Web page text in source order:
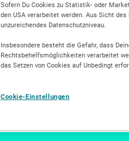
Syno
Lange
72829
Versicherungsvermittlung
Sofern Du Cookies zu Statistik- oder
den USA verarbeitet werden. Aus Sicht
unzureichendes Datenschutzniveau.
Insbesondere besteht die Gefahr, dass
Rechtsbehelfsmöglichkeiten verarbeitet
das Setzen von Cookies auf Unbedingt
Cookie-Einstellungen